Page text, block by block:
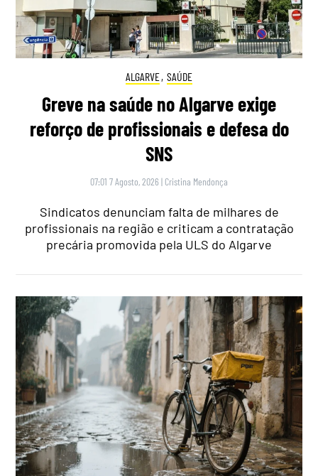
ALGARVE, SAÚDE
Greve na saúde no Algarve exige
reforço de profissionais e defesa do
SNS
07:01 7 Agosto, 2026 | Cristina Mendonça
Sindicatos denunciam falta de milhares de
profissionais na região e criticam a contratação
precária promovida pela ULS do Algarve